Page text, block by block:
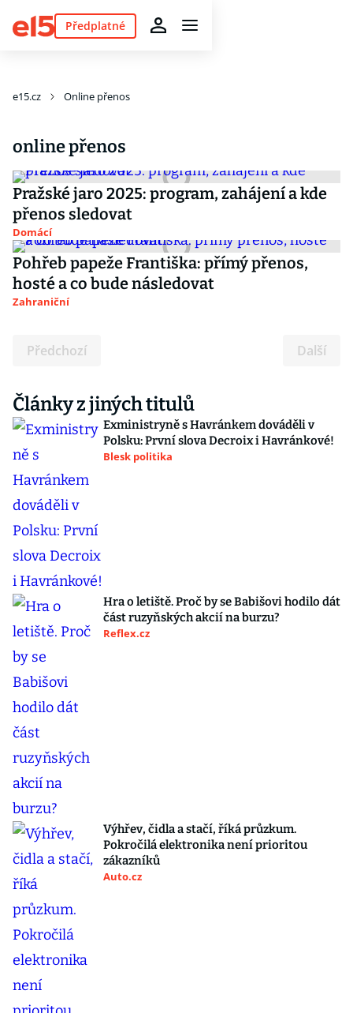
Předplatné
e15.cz Online přenos
online přenos
Pražské jaro 2025: program, zahájení a kde
přenos sledovat
Domácí
Pohřeb papeže Františka: přímý přenos,
hosté a co bude následovat
Zahraniční
Předchozí Další
Články z jiných titulů
Exministryně s Havránkem dováděli v
Polsku: První slova Decroix i Havránkové!
Blesk politika
Hra o letiště. Proč by se Babišovi hodilo dát
část ruzyňských akcií na burzu?
Reflex.cz
Výhřev, čidla a stačí, říká průzkum.
Pokročilá elektronika není prioritou
zákazníků
Auto.cz